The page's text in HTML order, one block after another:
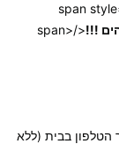
<span
!!!
</span>
הטלפון בבית (ללא